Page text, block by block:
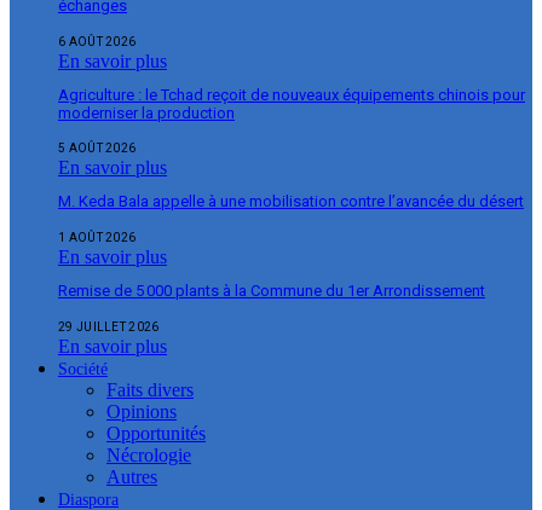
échanges
6 AOÛT 2026
En savoir plus
Agriculture : le Tchad reçoit de nouveaux équipements chinois pour
moderniser la production
5 AOÛT 2026
En savoir plus
M. Keda Bala appelle à une mobilisation contre l’avancée du désert
1 AOÛT 2026
En savoir plus
Remise de 5 000 plants à la Commune du 1er Arrondissement
29 JUILLET 2026
En savoir plus
Société
Faits divers
Opinions
Opportunités
Nécrologie
Autres
Diaspora